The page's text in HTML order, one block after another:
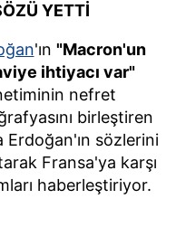
YETTİ
'ın "Macron'un
ihtiyacı var"
nefret
birleştiren
Erdoğan'ın sözlerini
Fransa'ya karşı
haberleştiriyor.